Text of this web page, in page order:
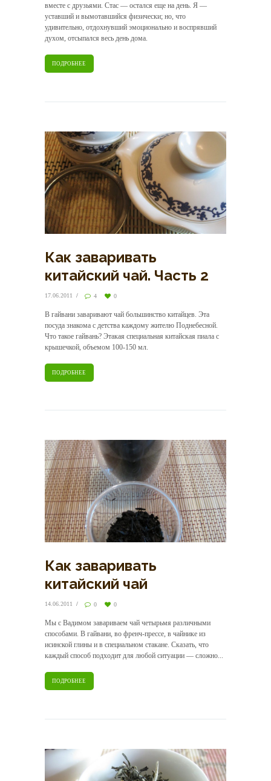
вместе с друзьями. Стас — остался еще на день. Я —
уставший и вымотавшийся физически; но, что
удивительно, отдохнувший эмоционально и воспрявший
духом, отсыпался весь день дома.
ПОДРОБНЕЕ
Как заваривать
китайский чай. Часть 2
17.06.2011 4 0
В гайвани заваривают чай большинство китайцев. Эта
посуда знакома с детства каждому жителю Поднебесной.
Что такое гайвань? Этакая специальная китайская пиала с
крышечкой, объемом 100-150 мл.
ПОДРОБНЕЕ
Как заваривать
китайский чай
14.06.2011 0 0
Мы с Вадимом завариваем чай четырьмя различными
способами. В гайвани, во френч-прессе, в чайнике из
исинской глины и в специальном стакане. Сказать, что
каждый способ подходит для любой ситуации — сложно...
ПОДРОБНЕЕ